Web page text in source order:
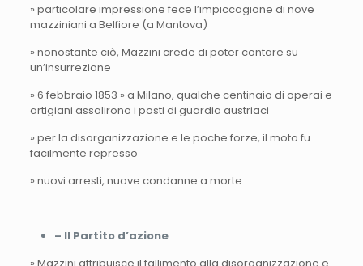
» particolare impressione fece l’impiccagione di nove
mazziniani a Belfiore (a Mantova)
» nonostante ciò, Mazzini crede di poter contare su
un’insurrezione
» 6 febbraio 1853 » a Milano, qualche centinaio di operai e
artigiani assalirono i posti di guardia austriaci
» per la disorganizzazione e le poche forze, il moto fu
facilmente represso
» nuovi arresti, nuove condanne a morte
– Il Partito d’azione
» Mazzini attribuisce il fallimento alla disorganizzazione e